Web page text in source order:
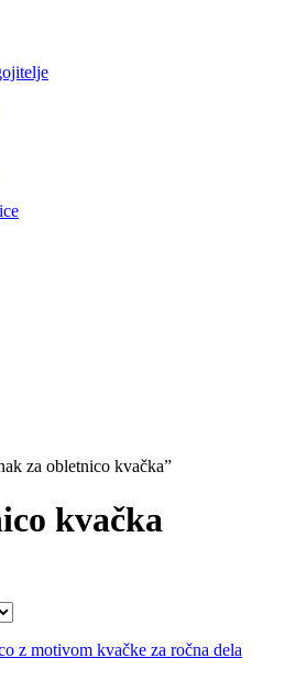
za obletnico kvačka”
kvačka